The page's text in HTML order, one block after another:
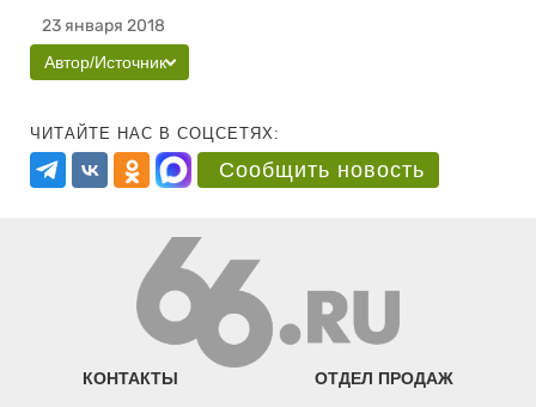
23 января 2018
Автор/Источник
ЧИТАЙТЕ НАС В СОЦСЕТЯХ:
Сообщить новость
КОНТАКТЫ ОТДЕЛ ПРОДАЖ